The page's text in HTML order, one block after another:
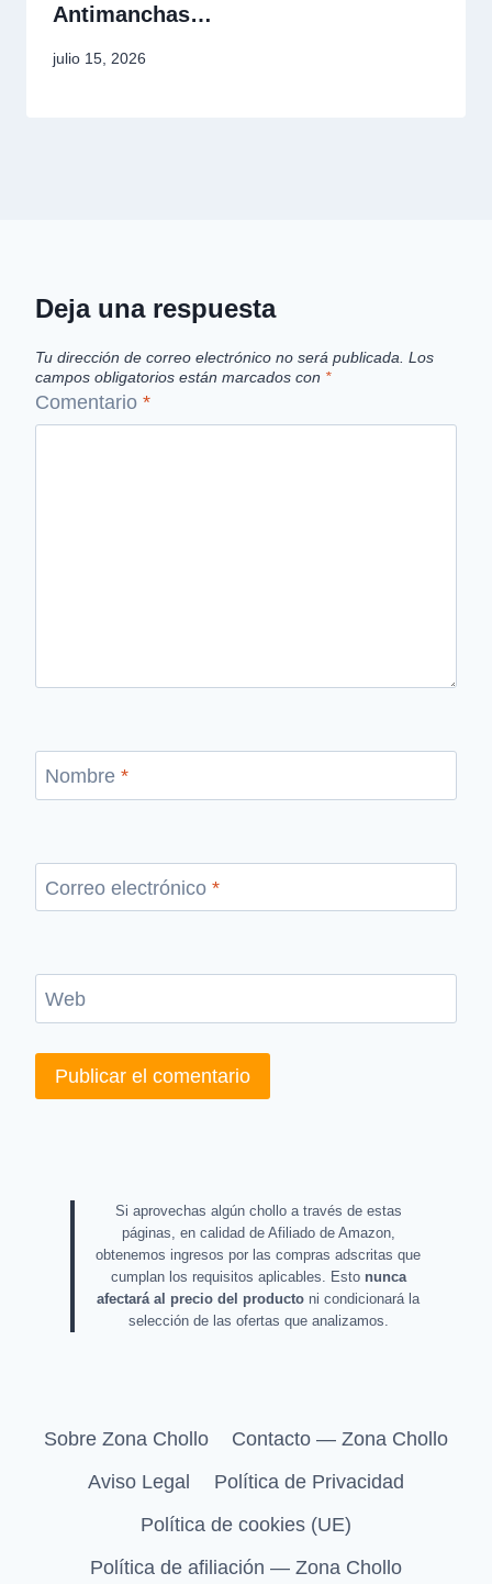
Antimanchas…
julio 15, 2026
Deja una respuesta
Tu dirección de correo electrónico no será publicada. Los
campos obligatorios están marcados con *
Comentario *
Nombre *
Correo electrónico *
Web
Si aprovechas algún chollo a través de estas
páginas, en calidad de Afiliado de Amazon,
obtenemos ingresos por las compras adscritas que
cumplan los requisitos aplicables. Esto nunca
afectará al precio del producto ni condicionará la
selección de las ofertas que analizamos.
Sobre Zona Chollo
Contacto — Zona Chollo
Aviso Legal
Política de Privacidad
Política de cookies (UE)
Política de afiliación — Zona Chollo